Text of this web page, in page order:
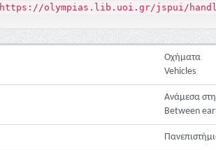
https://olympias.lib.uoi.gr/jspui/handle/
Οχήματα
Vehicles
Ανάμεσα
Between